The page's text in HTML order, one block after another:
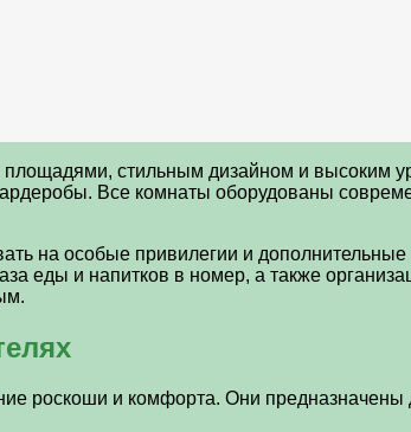
стильным дизайном и высоким
Все комнаты оборудованы
на особые привилегии и
еды и напитков в номер, а также
роскоши и комфорта. Они